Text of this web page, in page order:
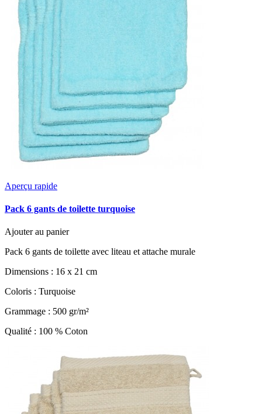
Aperçu rapide
Pack 6 gants de toilette turquoise
Ajouter au panier
Pack 6 gants de toilette avec liteau et attache murale
Dimensions : 16 x 21 cm
Coloris : Turquoise
Grammage : 500 gr/m²
Qualité : 100 % Coton